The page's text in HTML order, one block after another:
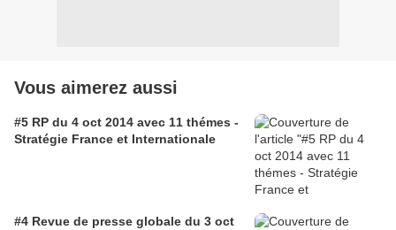
Vous aimerez aussi
#5 RP du 4 oct 2014 avec 11 thémes -
Stratégie France et Internationale
#4 Revue de presse globale du 3 oct